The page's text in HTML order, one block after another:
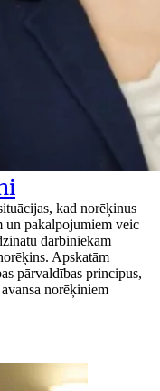
kad norēķinus
un pakalpojumiem veic
darbiniekam
Apskatām
pārvaldības principus,
norēķiniem